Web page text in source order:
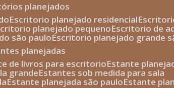
planejados
escritorio planejado residencial
planejado pequeno escritorio de
são paulo escritorio planejado grande
planejadas
de livros para escritorio estante
grande estantes sob medida para sala
estante planejada são paulo estante